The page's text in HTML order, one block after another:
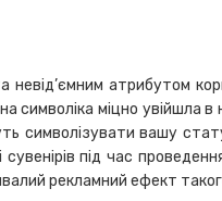
невід’ємним атрибутом
символіка міцно
символізувати вашу
під час
рекламний ефект